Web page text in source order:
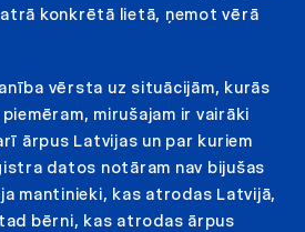
konkrētā lietā, ņemot vērā
vērsta uz situācijām, kurās
mirušajam ir vairāki
ārpus Latvijas un par kuriem
datos notāram nav bijušas
mantinieki, kas atrodas Latvijā,
bērni, kas atrodas ārpus